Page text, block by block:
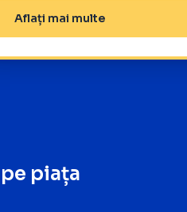
Aflați mai multe
piața